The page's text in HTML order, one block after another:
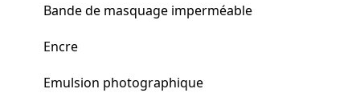
Bande de masquage imperméable
Encre
Emulsion photographique